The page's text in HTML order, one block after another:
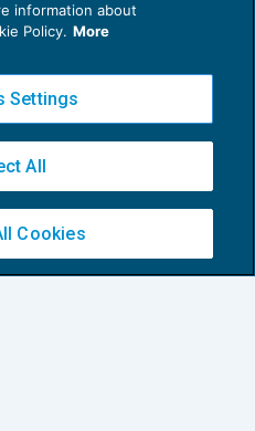
cliente
information about
Policy. More
Settings
All
Cookies